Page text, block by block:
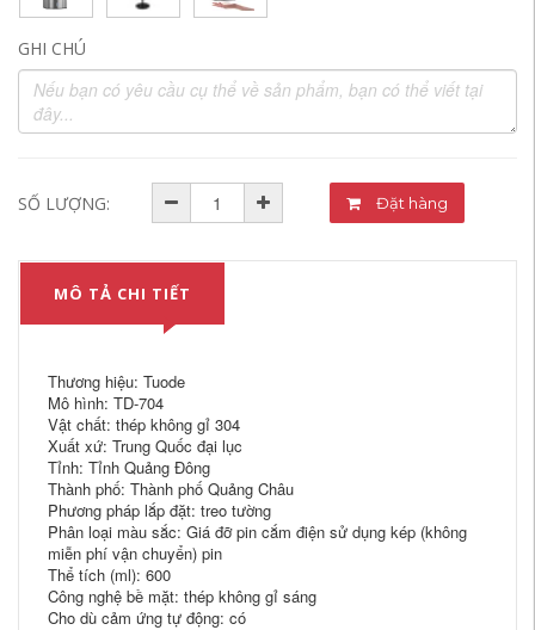
GHI CHÚ
SỐ LƯỢNG: Đặt hàng
MÔ TẢ CHI TIẾT
Thương hiệu: Tuode
Mô hình: TD-704
Vật chất: thép không gỉ 304
Xuất xứ: Trung Quốc đại lục
Tỉnh: Tỉnh Quảng Đông
Thành phố: Thành phố Quảng Châu
Phương pháp lắp đặt: treo tường
Phân loại màu sắc: Giá đỡ pin cắm điện sử dụng kép (không
miễn phí vận chuyển) pin
Thể tích (ml): 600
Công nghệ bề mặt: thép không gỉ sáng
Cho dù cảm ứng tự động: có